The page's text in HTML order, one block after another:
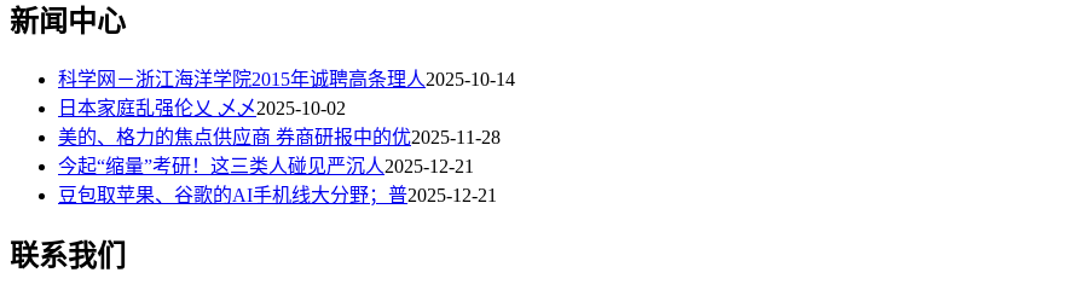
新闻中心
科学网－浙江海洋学院2015年诚聘高条理人2025-10-14
日本家庭乱强伦乂 乄乄2025-10-02
美的、格力的焦点供应商 券商研报中的优2025-11-28
今起“缩量”考研！这三类人碰见严沉人2025-12-21
豆包取苹果、谷歌的AI手机线大分野；普2025-12-21
联系我们